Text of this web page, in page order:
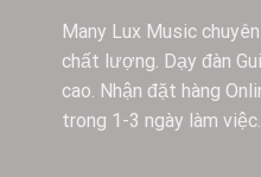
Many Lux Music
chất lượng. Dạy đàn
cao. Nhận đặt hàng
trong 1-3 ngày làm việc.